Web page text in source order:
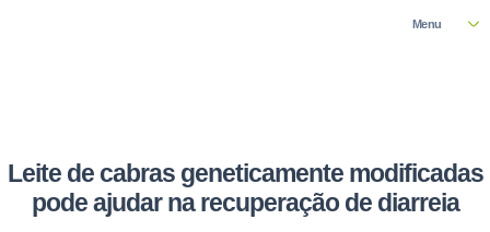
Menu
Leite de cabras geneticamente modificadas
pode ajudar na recuperação de diarreia